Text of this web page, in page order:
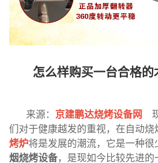
怎么样购买一台合格
来源： 京建鹏达烧烤设备网
们对于健康越发的重视，在自动烧
烤炉将是发展的潮流，它是一种很
烟烧烤设备，是现如今比较先进的